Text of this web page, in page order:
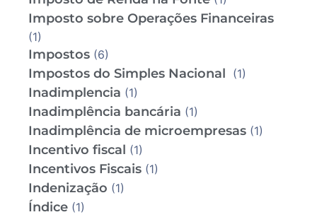
Imposto sobre Operações Financeiras
(1)
Impostos (6)
Impostos do Simples Nacional (1)
Inadimplencia (1)
Inadimplência bancária (1)
Inadimplência de microempresas (1)
Incentivo fiscal (1)
Incentivos Fiscais (1)
Indenização (1)
Índice (1)